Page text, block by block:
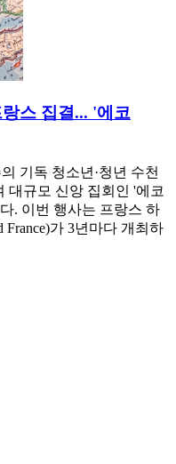
스 집결... '에코
기독 청소년·청년 수천
대규모 신앙 집회인 '에코
. 이번 행사는 프랑스 하
France)가 3년마다 개최하